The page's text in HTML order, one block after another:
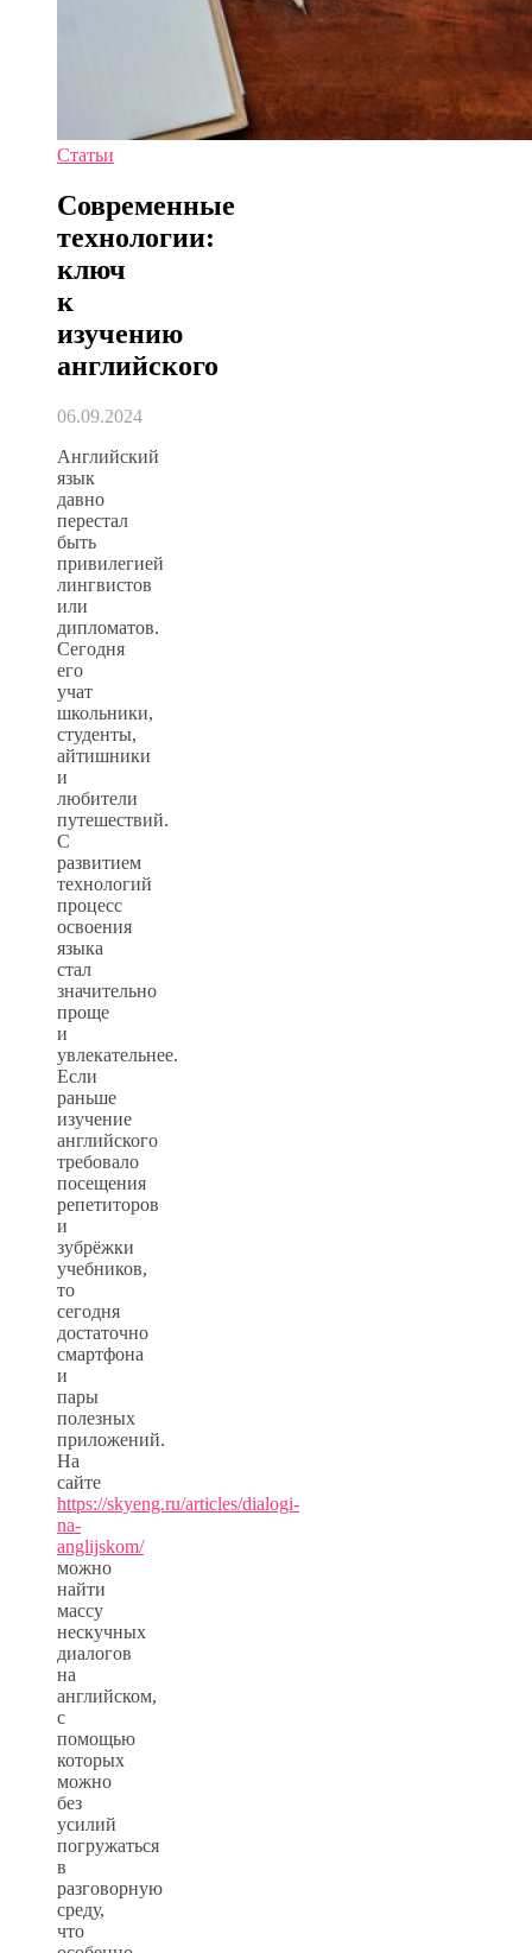
Статьи
Современные
технологии:
ключ
к
изучению
английского
06.09.2024
Английский
язык
давно
перестал
быть
привилегией
лингвистов
или
дипломатов.
Сегодня
его
учат
школьники,
студенты,
айтишники
и
любители
путешествий.
С
развитием
технологий
процесс
освоения
языка
стал
значительно
проще
и
увлекательнее.
Если
раньше
изучение
английского
требовало
посещения
репетиторов
и
зубрёжки
учебников,
то
сегодня
достаточно
смартфона
и
пары
полезных
приложений.
На
сайте
https://skyeng.ru/articles/dialogi-
na-
anglijskom/
можно
найти
массу
нескучных
диалогов
на
английском,
с
помощью
которых
можно
без
усилий
погружаться
в
разговорную
среду,
что